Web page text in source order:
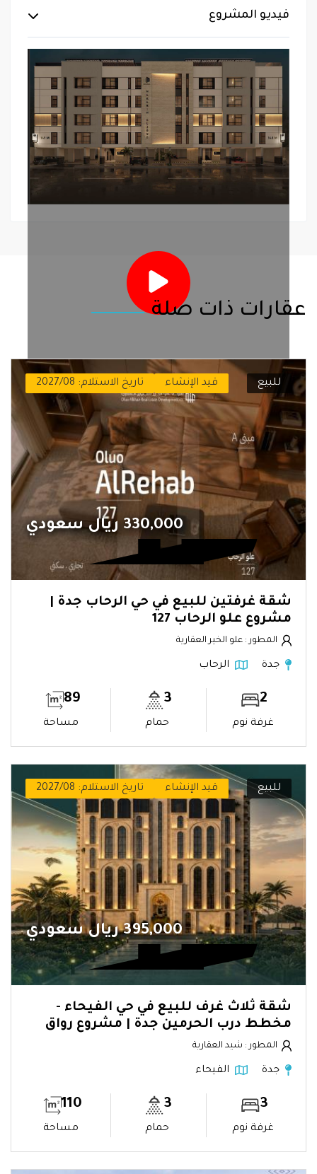
فيديو المشروع
عقارات ذات صلة
للبيع قيد الإنشاء تاريخ الاستلام: 2027/08
330,000 ريال سعودي
شقة غرفتين للبيع في حي الرحاب جدة |
مشروع علو الرحاب 127
المطور : علو الخير العقارية
جدة الرحاب
2
غرفة نوم
3
حمام
89
مساحة
للبيع قيد الإنشاء تاريخ الاستلام: 2027/08
395,000 ريال سعودي
شقة ثلاث غرف للبيع في حي الفيحاء -
مخطط درب الحرمين جدة | مشروع رواق
المطور : شيد العقارية
جدة الفيحاء
3
غرفة نوم
3
حمام
110
مساحة